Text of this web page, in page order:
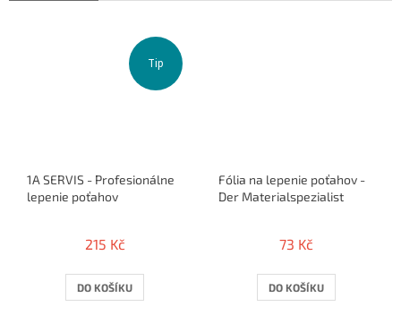
Tip
1A SERVIS - Profesionálne
lepenie poťahov
215 Kč
DO KOŠÍKU
Fólia na lepenie poťahov -
Der Materialspezialist
73 Kč
DO KOŠÍKU